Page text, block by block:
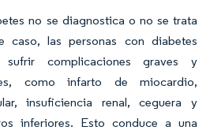
no se diagnostica o no se trata
caso, las personas con diabetes
complicaciones graves y
como infarto de miocardio,
insuficiencia renal, ceguera y
inferiores. Esto conduce a una